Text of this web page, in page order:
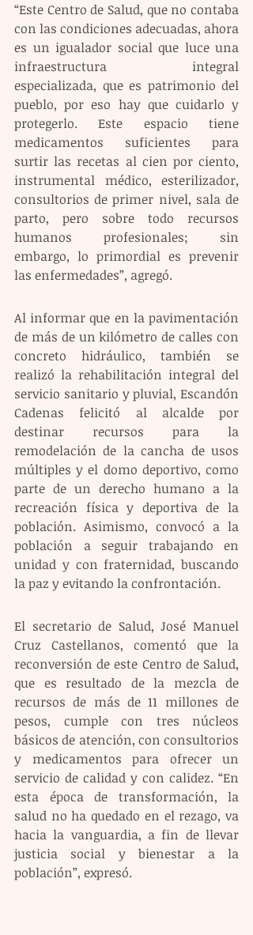
“Este Centro de Salud, que no contaba
con las condiciones adecuadas, ahora
es un igualador social que luce una
infraestructura integral
especializada, que es patrimonio del
pueblo, por eso hay que cuidarlo y
protegerlo. Este espacio tiene
medicamentos suficientes para
surtir las recetas al cien por ciento,
instrumental médico, esterilizador,
consultorios de primer nivel, sala de
parto, pero sobre todo recursos
humanos profesionales; sin
embargo, lo primordial es prevenir
las enfermedades”, agregó.
Al informar que en la pavimentación
de más de un kilómetro de calles con
concreto hidráulico, también se
realizó la rehabilitación integral del
servicio sanitario y pluvial, Escandón
Cadenas felicitó al alcalde por
destinar recursos para la
remodelación de la cancha de usos
múltiples y el domo deportivo, como
parte de un derecho humano a la
recreación física y deportiva de la
población. Asimismo, convocó a la
población a seguir trabajando en
unidad y con fraternidad, buscando
la paz y evitando la confrontación.
El secretario de Salud, José Manuel
Cruz Castellanos, comentó que la
reconversión de este Centro de Salud,
que es resultado de la mezcla de
recursos de más de 11 millones de
pesos, cumple con tres núcleos
básicos de atención, con consultorios
y medicamentos para ofrecer un
servicio de calidad y con calidez. “En
esta época de transformación, la
salud no ha quedado en el rezago, va
hacia la vanguardia, a fin de llevar
justicia social y bienestar a la
población”, expresó.